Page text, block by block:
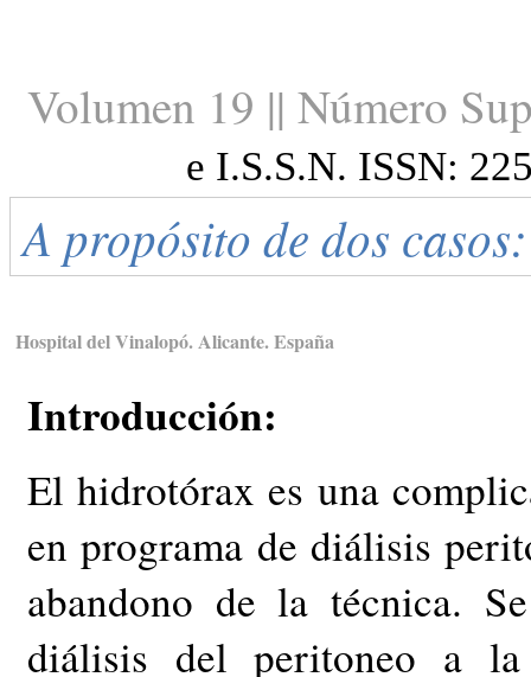
Volumen 19 || Número
e I.S.S.N. ISSN:
A propósito de dos
Hospital del Vinalopó. Alicante. España
Introducción:
El hidrotórax es una
en programa de diálisis
abandono de la técnica.
diálisis del peritoneo a